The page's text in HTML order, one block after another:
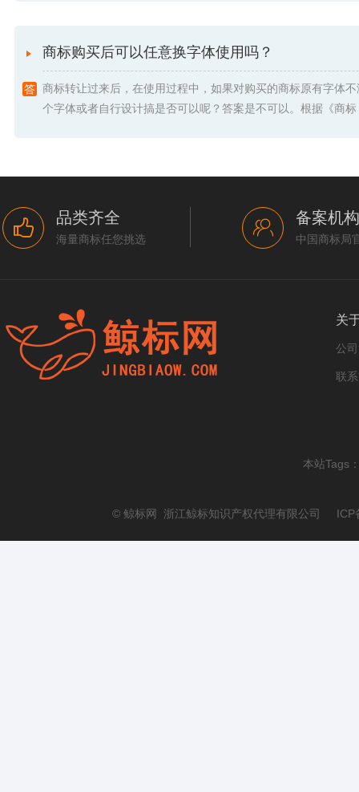
商标购买后可以任意换字体使用吗？
商标转让过来后，在使用过程中，如果对购买的商标原有字体
个字体或者自行设计搞是否可以呢？答案是不可以。根据《商
品类齐全
海量商标任您挑选
备案机构
中国商标局
关
公
联
本站Tags
© 鲸标网 浙江鲸标知识产权代理有限公司 ICP